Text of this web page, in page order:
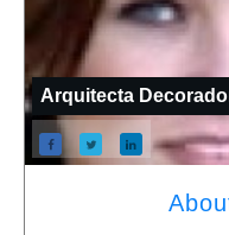
Arquitecta